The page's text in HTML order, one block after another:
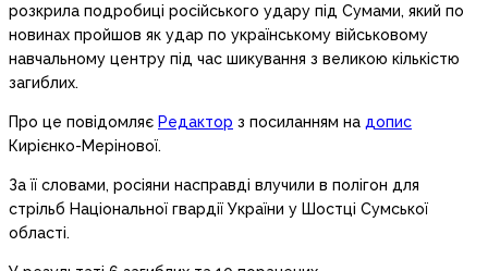
розкрила подробиці російського удару під Сумами, який по
новинах пройшов як удар по українському військовому
навчальному центру під час шикування з великою кількістю
загиблих.
Про це повідомляє Редактор з посиланням на допис
Кирієнко-Мерінової.
За її словами, росіяни насправді влучили в полігон для
стрільб Національної гвардії України у Шостці Сумської
області.